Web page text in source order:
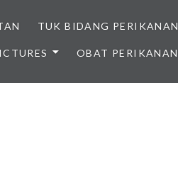
TUK BIDANG PERIKANAN
OBAT PERIKANAN